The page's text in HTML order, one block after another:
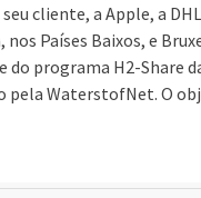
cliente, a Apple, a
Países Baixos, e
do programa H2-Share
pela WaterstofNet. O